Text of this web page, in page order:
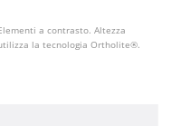
a contrasto. Altezza
la tecnologia Ortholite®.